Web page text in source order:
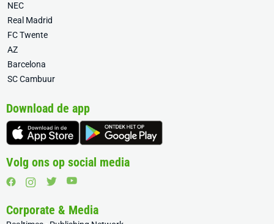
NEC
Real Madrid
FC Twente
AZ
Barcelona
SC Cambuur
Download de app
Volg ons op social media
Corporate & Media